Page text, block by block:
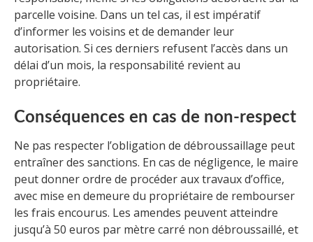
parcelle voisine. Dans un tel cas, il est impératif
d’informer les voisins et de demander leur
autorisation. Si ces derniers refusent l’accès dans un
délai d’un mois, la responsabilité revient au
propriétaire.
Conséquences en cas de non-respect
Ne pas respecter l’obligation de débroussaillage peut
entraîner des sanctions. En cas de négligence, le maire
peut donner ordre de procéder aux travaux d’office,
avec mise en demeure du propriétaire de rembourser
les frais encourus. Les amendes peuvent atteindre
jusqu’à 50 euros par mètre carré non débroussaillé, et